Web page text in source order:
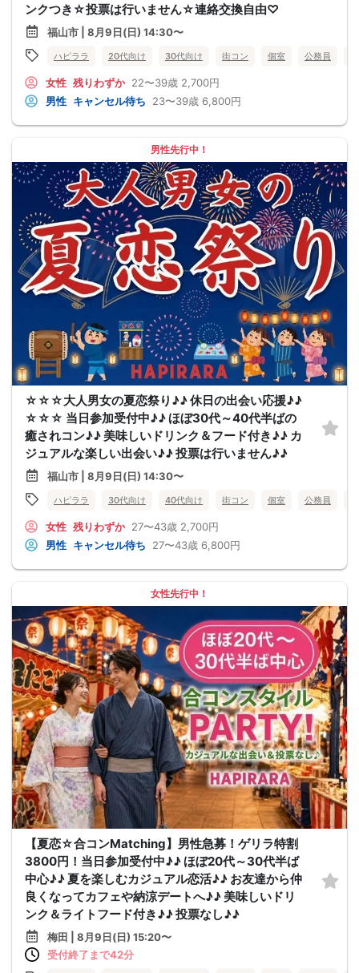
ンクつき☆投票は行いません☆連絡交換自由♡
福山市 | 8月9日(日) 14:30〜
ハピララ 20代向け 30代向け 街コン 個室 公務員
女性 残りわずか 22〜39歳 2,700円
男性 キャンセル待ち 23〜39歳 6,800円
男性先行中！
☆☆☆大人男女の夏恋祭り♪♪ 休日の出会い応援♪♪
☆☆☆ 当日参加受付中♪♪ ほぼ30代～40代半ばの
癒されコン♪♪ 美味しいドリンク＆フード付き♪♪ カ
ジュアルな楽しい出会い♪♪ 投票は行いません♪♪
福山市 | 8月9日(日) 14:30〜
ハピララ 30代向け 40代向け 街コン 個室 公務員
女性 残りわずか 27〜43歳 2,700円
男性 キャンセル待ち 27〜43歳 6,800円
女性先行中！
【夏恋☆合コンMatching】男性急募！ゲリラ特割
3800円！当日参加受付中♪♪ ほぼ20代～30代半ば
中心♪♪ 夏を楽しむカジュアル恋活♪♪ お友達から仲
良くなってカフェや納涼デートへ♪♪ 美味しいドリ
ンク＆ライトフード付き♪♪ 投票なし♪♪
梅田 | 8月9日(日) 15:20〜
受付終了まで42分